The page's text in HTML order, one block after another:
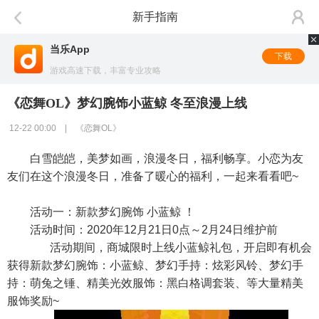
新手指南
当乐App
游戏高速下载，丰富专业攻略
下载
《恋舞OL》梦幻腕饰小蓝鲸 冬至浪漫上线
12-22 00:00 | 《恋舞OL》
白雪皑皑，美梦如画，浪漫冬日，福利畅享。小恋为友
友们在这个浪漫冬日，准备了暖心的福利，一起来看看吧~
活动一：新款梦幻腕饰 小蓝鲸 ！
活动时间：2020年12月21日0点～2月24日维护前
活动期间，商城限时上线小蓝鲸礼包，开启即有机会
获得新款梦幻腕饰：小蓝鲸、梦幻手持：炫彩风铃、梦幻手
持：萌兔之锤、精美光效服饰：黑白格调套装、等大量精美
服饰奖励~